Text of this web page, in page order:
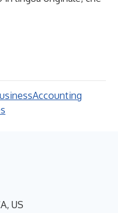
Accounting
US